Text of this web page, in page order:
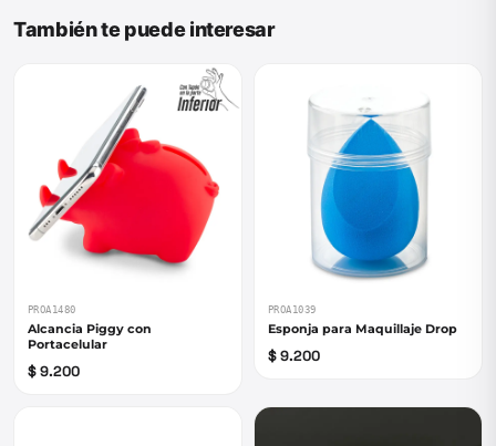
También te puede interesar
PROA1480
Alcancia Piggy con
Portacelular
$ 9.200
PROA1039
Esponja para Maquillaje Drop
$ 9.200